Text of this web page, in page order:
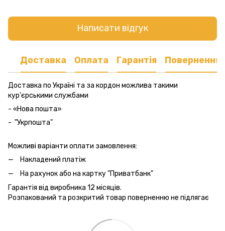
Написати відгук
Доставка Оплата Гарантія Повернення
Доставка по Україні та за кордон можлива такими
кур'єрськими службами
- «Нова пошта»
- "Укрпошта"
Можливі варіанти оплати замовлення:
Накладений платіж
На рахунок або на картку "Приватбанк"
Гарантія від виробника 12 місяців.
Розпакований та розкритий товар поверненню не підлягає